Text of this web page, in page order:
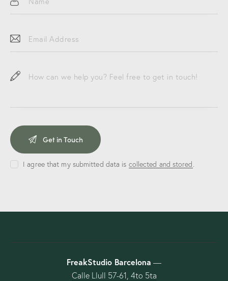
I agree that my submitted data is collected and stored.
FreakStudio Barcelona —
Calle Llull 57-61, 4to 5ta